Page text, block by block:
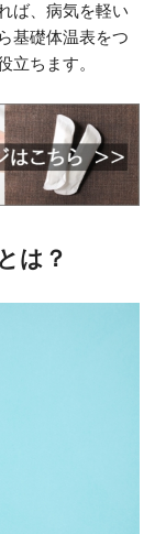
ば、病気を軽い
基礎体温表をつ
立ちます。
は？